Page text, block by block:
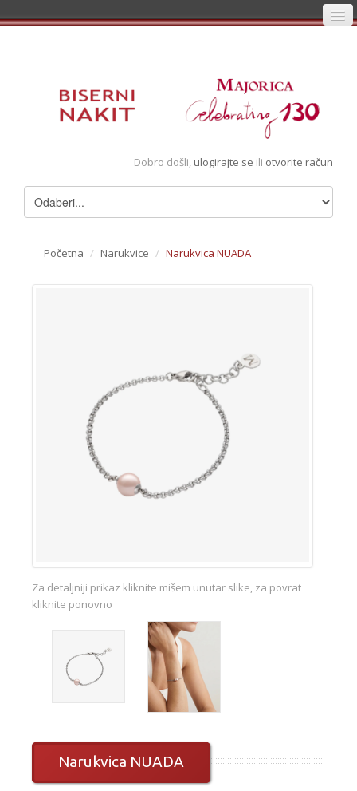
Registracija
Pregledani artikli
Dobro došli, ulogirajte se ili otvorite račun
Početna / Narukvice / Narukvica NUADA
Za detaljniji prikaz kliknite mišem unutar slike, za povrat
kliknite ponovno
Narukvica NUADA